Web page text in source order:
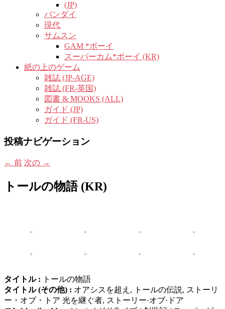
(JP)
バンダイ
現代
サムスン
GAM *ボーイ
スーパーカム*ボーイ (KR)
紙の上のゲーム
雑誌 (JP-AGE)
雑誌 (FR-英国)
図書 & MOOKS (ALL)
ガイド (JP)
ガイド (FR-US)
投稿ナビゲーション
← 前 次の →
トールの物語 (KR)
タイトル :
トールの物語
タイトル (その他) : オアシスを超え, トールの伝説, ストーリ
ー・オブ・トア 光を継ぐ者, ストーリー·オブ·ドア